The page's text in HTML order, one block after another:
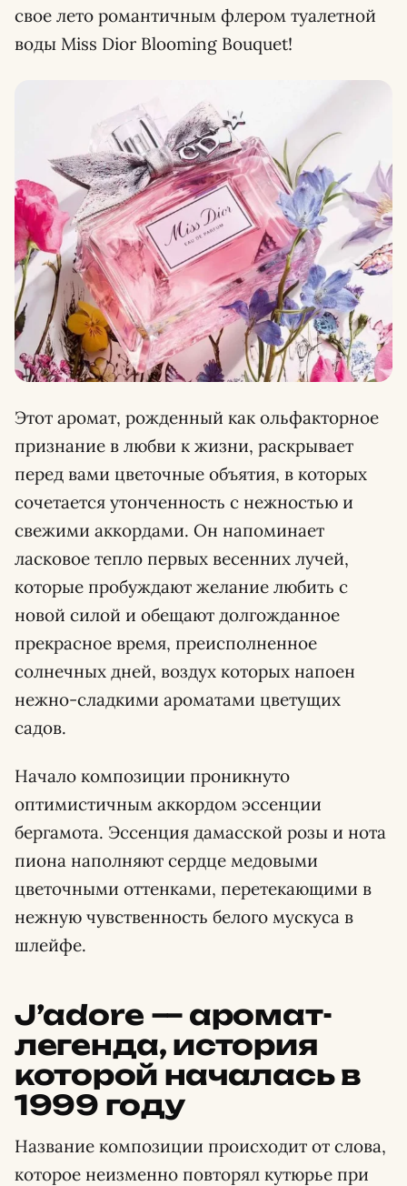
свое лето романтичным флером туалетной
воды Miss Dior Blooming Bouquet!
Этот аромат, рожденный как ольфакторное
признание в любви к жизни, раскрывает
перед вами цветочные объятия, в которых
сочетается утонченность с нежностью и
свежими аккордами. Он напоминает
ласковое тепло первых весенних лучей,
которые пробуждают желание любить с
новой силой и обещают долгожданное
прекрасное время, преисполненное
солнечных дней, воздух которых напоен
нежно-сладкими ароматами цветущих
садов.
Начало композиции проникнуто
оптимистичным аккордом эссенции
бергамота. Эссенция дамасской розы и нота
пиона наполняют сердце медовыми
цветочными оттенками, перетекающими в
нежную чувственность белого мускуса в
шлейфе.
J’adore — аромат-
легенда, история
которой началась в
1999 году
Название композиции происходит от слова,
которое неизменно повторял кутюрье при